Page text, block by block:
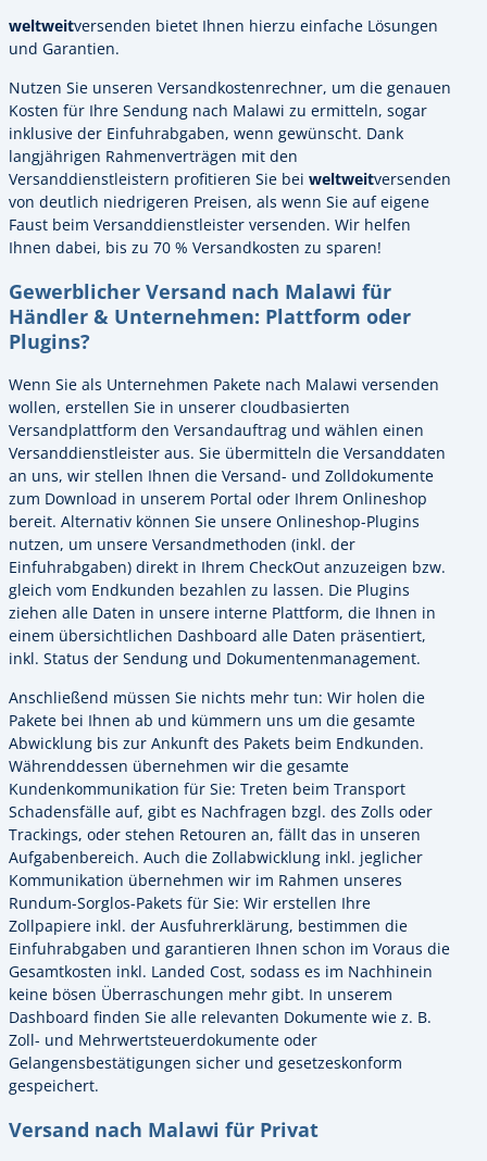
weltweitversenden bietet Ihnen hierzu einfache Lösungen
und Garantien.
Nutzen Sie unseren Versandkostenrechner, um die genauen
Kosten für Ihre Sendung nach Malawi zu ermitteln, sogar
inklusive der Einfuhrabgaben, wenn gewünscht. Dank
langjährigen Rahmenverträgen mit den
Versanddienstleistern profitieren Sie bei weltweitversenden
von deutlich niedrigeren Preisen, als wenn Sie auf eigene
Faust beim Versanddienstleister versenden. Wir helfen
Ihnen dabei, bis zu 70 % Versandkosten zu sparen!
Gewerblicher Versand nach Malawi für
Händler & Unternehmen: Plattform oder
Plugins?
Wenn Sie als Unternehmen Pakete nach Malawi versenden
wollen, erstellen Sie in unserer cloudbasierten
Versandplattform den Versandauftrag und wählen einen
Versanddienstleister aus. Sie übermitteln die Versanddaten
an uns, wir stellen Ihnen die Versand- und Zolldokumente
zum Download in unserem Portal oder Ihrem Onlineshop
bereit. Alternativ können Sie unsere Onlineshop-Plugins
nutzen, um unsere Versandmethoden (inkl. der
Einfuhrabgaben) direkt in Ihrem CheckOut anzuzeigen bzw.
gleich vom Endkunden bezahlen zu lassen. Die Plugins
ziehen alle Daten in unsere interne Plattform, die Ihnen in
einem übersichtlichen Dashboard alle Daten präsentiert,
inkl. Status der Sendung und Dokumentenmanagement.
Anschließend müssen Sie nichts mehr tun: Wir holen die
Pakete bei Ihnen ab und kümmern uns um die gesamte
Abwicklung bis zur Ankunft des Pakets beim Endkunden.
Währenddessen übernehmen wir die gesamte
Kundenkommunikation für Sie: Treten beim Transport
Schadensfälle auf, gibt es Nachfragen bzgl. des Zolls oder
Trackings, oder stehen Retouren an, fällt das in unseren
Aufgabenbereich. Auch die Zollabwicklung inkl. jeglicher
Kommunikation übernehmen wir im Rahmen unseres
Rundum-Sorglos-Pakets für Sie: Wir erstellen Ihre
Zollpapiere inkl. der Ausfuhrerklärung, bestimmen die
Einfuhrabgaben und garantieren Ihnen schon im Voraus die
Gesamtkosten inkl. Landed Cost, sodass es im Nachhinein
keine bösen Überraschungen mehr gibt. In unserem
Dashboard finden Sie alle relevanten Dokumente wie z. B.
Zoll- und Mehrwertsteuerdokumente oder
Gelangensbestätigungen sicher und gesetzeskonform
gespeichert.
Versand nach Malawi für Privat